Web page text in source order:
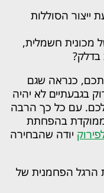
הסוללות
מכונית חשמלית,
בדלק?
כנראה שגם
בגבעתיים לא יהיה
לכם. עם כל כך הרבה
ממוקדת בהפחתת
יודה שהבחירה
הרגל הפחמנית של